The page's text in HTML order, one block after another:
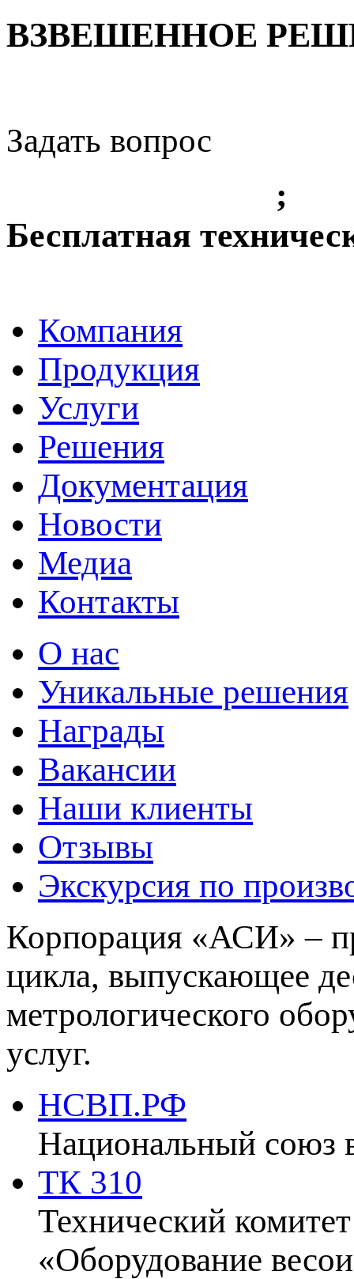
ВЗВЕШЕННОЕ
Задать вопрос
;
Бесплатная
Компания
Продукция
Услуги
Решения
Документация
Новости
Медиа
Контакты
О нас
Уникальные решения
Награды
Вакансии
Наши клиенты
Отзывы
Экскурсия по
Корпорация «АСИ» –
цикла, выпускающее
метрологического
услуг.
НСВП.РФ
Национальный союз
ТК 310
Технический
«Оборудование